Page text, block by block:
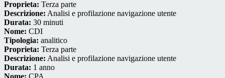
Proprieta: Terza parte
Descrizione: Analisi e profilazione navigazione utente
Durata: 30 minuti
Nome: CDI
Tipologia: analitico
Proprieta: Terza parte
Descrizione: Analisi e profilazione navigazione utente
Durata: 1 anno